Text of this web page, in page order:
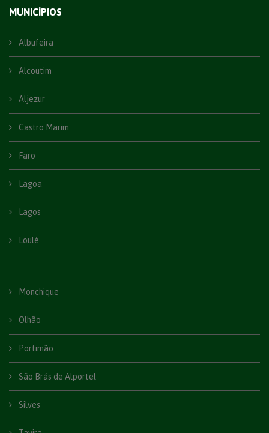
MUNICÍPIOS
Albufeira
Alcoutim
Aljezur
Castro Marim
Faro
Lagoa
Lagos
Loulé
Monchique
Olhão
Portimão
São Brás de Alportel
Silves